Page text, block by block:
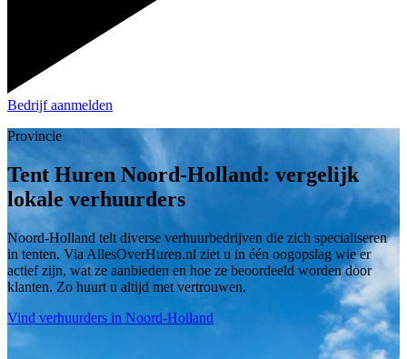
Bedrijf aanmelden
Provincie
Tent Huren Noord-Holland: vergelijk
lokale verhuurders
Noord-Holland telt diverse verhuurbedrijven die zich specialiseren
in tenten. Via AllesOverHuren.nl ziet u in één oogopslag wie er
actief zijn, wat ze aanbieden en hoe ze beoordeeld worden door
klanten. Zo huurt u altijd met vertrouwen.
Vind verhuurders in Noord-Holland